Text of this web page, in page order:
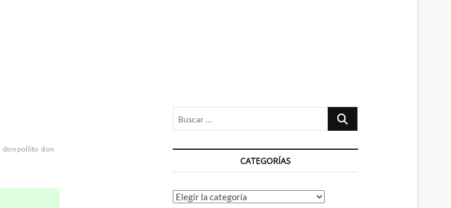
don pollito don
Buscar
CATEGORÍAS
Categorías